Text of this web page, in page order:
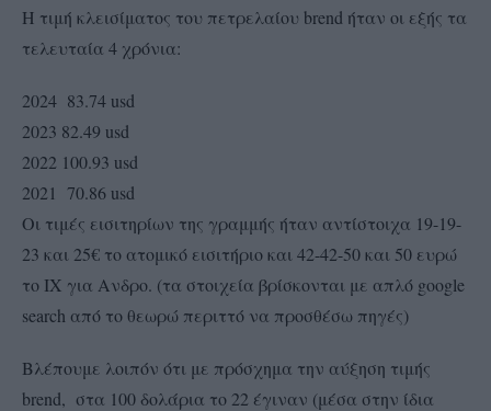
Η τιμή κλεισίματος του πετρελαίου brend ήταν οι εξής τα
τελευταία 4 χρόνια:
2024 83.74 usd
2023 82.49 usd
2022 100.93 usd
2021 70.86 usd
Οι τιμές εισιτηρίων της γραμμής ήταν αντίστοιχα 19-19-
23 και 25€ το ατομικό εισιτήριο και 42-42-50 και 50 ευρώ
το ΙΧ για Ανδρο. (τα στοιχεία βρίσκονται με απλό google
search από το θεωρώ περιττό να προσθέσω πηγές)
Βλέπουμε λοιπόν ότι με πρόσχημα την αύξηση τιμής
brend, στα 100 δολάρια το 22 έγιναν (μέσα στην ίδια